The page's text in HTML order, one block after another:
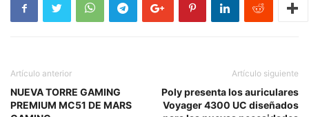
Artículo anterior
NUEVA TORRE GAMING
PREMIUM MC51 DE MARS
Artículo siguiente
Poly presenta los auriculares
Voyager 4300 UC diseñados